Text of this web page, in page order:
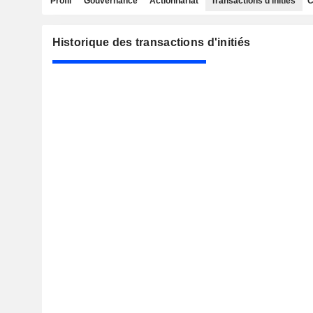
Historique des transactions d'initiés